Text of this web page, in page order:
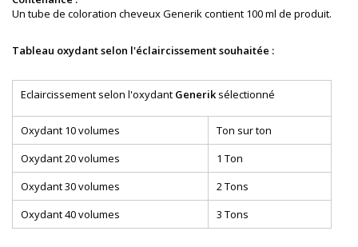
Un tube de coloration cheveux Generik contient 100 ml de produit.
Tableau oxydant selon l'éclaircissement souhaitée :
Eclaircissement selon l'oxydant Generiksélectionné
Oxydant 10 volumes
Ton sur ton
Oxydant 20 volumes
1 Ton
Oxydant 30 volumes
2 Tons
Oxydant 40 volumes
3 Tons